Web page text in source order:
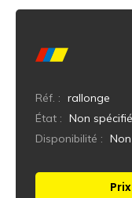
Réf. : rallonge
État : Non spécifié
Disponibilité :